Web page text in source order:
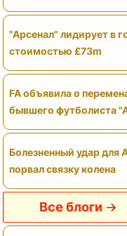
"Арсенал" лидирует в
стоимостью £73m
FA объявила о
бывшего футболиста
Болезненный удар для
порвал связку колена
Все блоги